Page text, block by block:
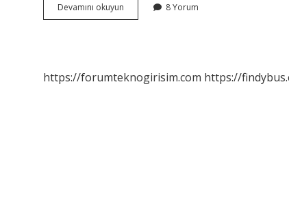
Devamını okuyun Cinsellik
Biterse
8 Yorum
https://forumteknogirisim.com https://